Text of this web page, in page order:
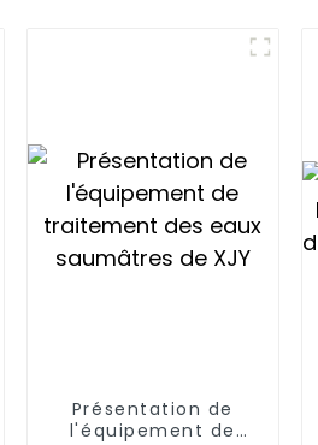
Présentation de
l'équipement de